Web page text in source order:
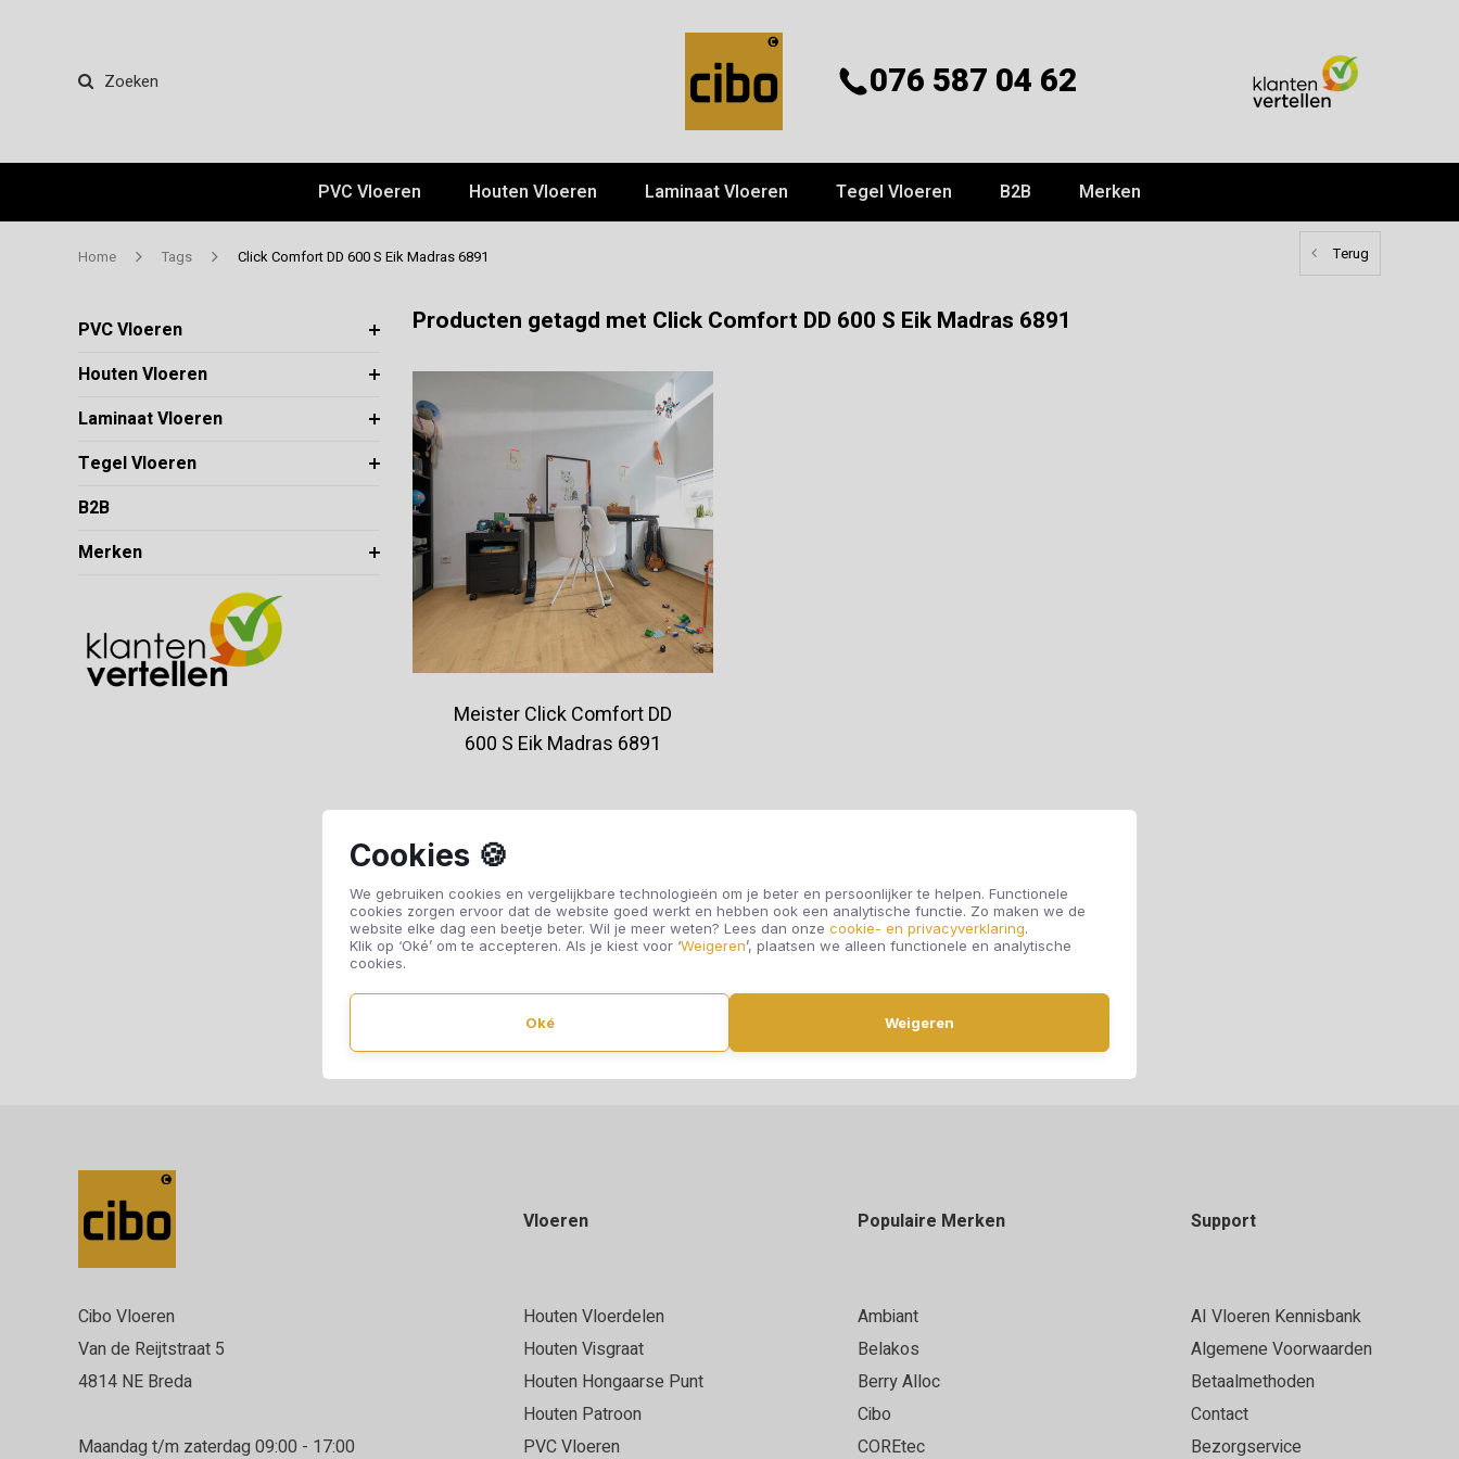
Cookies 🍪
We gebruiken cookies en vergelijkbare technologieën om je beter en persoonlijker te helpen. Functionele
cookies zorgen ervoor dat de website goed werkt en hebben ook een analytische functie. Zo maken we de
website elke dag een beetje beter. Wil je meer weten? Lees dan onze cookie- en privacyverklaring.
Klik op ‘Oké’ om te accepteren. Als je kiest voor ‘Weigeren’, plaatsen we alleen functionele en analytische
cookies.
Oké Weigeren
Zoeken 076 587 04 62
PVC Vloeren Houten Vloeren Laminaat Vloeren Tegel Vloeren B2B Merken
Home Tags Click Comfort DD 600 S Eik Madras 6891 Terug
PVC Vloeren
Houten Vloeren
Laminaat Vloeren
Tegel Vloeren
B2B
Merken
Producten getagd met Click Comfort DD 600 S Eik Madras 6891
Meister Click Comfort DD
600 S Eik Madras 6891
Offerte aanvragen
Cibo Vloeren
Van de Reijtstraat 5
4814 NE Breda
Maandag t/m zaterdag 09:00 - 17:00
Vloeren
Houten Vloerdelen
Houten Visgraat
Houten Hongaarse Punt
Houten Patroon
PVC Vloeren
Populaire Merken
Ambiant
Belakos
Berry Alloc
Cibo
COREtec
Support
AI Vloeren Kennisbank
Algemene Voorwaarden
Betaalmethoden
Contact
Bezorgservice